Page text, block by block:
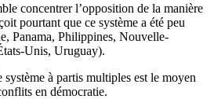
concentrer l’opposition de la manière
pourtant que ce système a été peu
Panama, Philippines, Nouvelle-
Unis, Uruguay).
système à partis multiples est le moyen
en démocratie.